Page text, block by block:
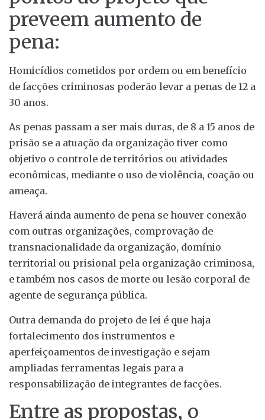
preveem aumento de
pena:
Homicídios cometidos por ordem ou em benefício
de facções criminosas poderão levar a penas de 12 a
30 anos.
As penas passam a ser mais duras, de 8 a 15 anos de
prisão se a atuação da organização tiver como
objetivo o controle de territórios ou atividades
econômicas, mediante o uso de violência, coação ou
ameaça.
Haverá ainda aumento de pena se houver conexão
com outras organizações, comprovação de
transnacionalidade da organização, domínio
territorial ou prisional pela organização criminosa,
e também nos casos de morte ou lesão corporal de
agente de segurança pública.
Outra demanda do projeto de lei é que haja
fortalecimento dos instrumentos e
aperfeiçoamentos de investigação e sejam
ampliadas ferramentas legais para a
responsabilização de integrantes de facções.
Entre as propostas, o